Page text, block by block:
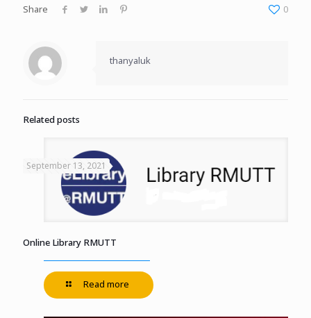
Share 0
thanyaluk
Related posts
September 13, 2021
Online Library RMUTT
Read more